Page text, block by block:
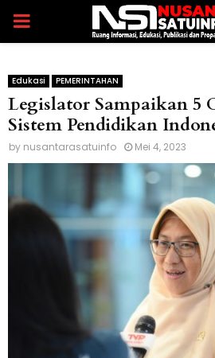
PRIMARY
Edukasi PEMERINTAHAN
Legislator Sampaikan 5
Sistem Pendidikan
by nusantarasatuinfo Mei 4, 2023